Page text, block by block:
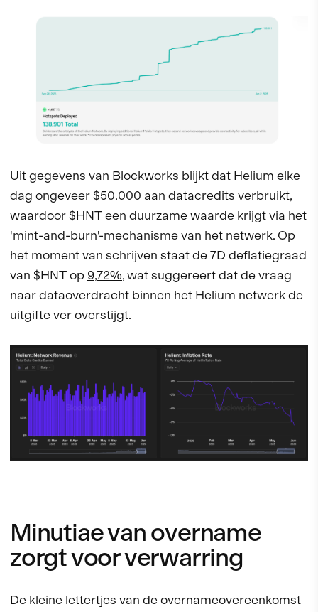
Uit gegevens van Blockworks blijkt dat Helium elke
dag ongeveer $50.000 aan datacredits verbruikt,
waardoor $HNT een duurzame waarde krijgt via het
'mint-and-burn'-mechanisme van het netwerk. Op
het moment van schrijven staat de 7D deflatiegraad
van $HNT op 9,72%, wat suggereert dat de vraag
naar dataoverdracht binnen het Helium netwerk de
uitgifte ver overstijgt.
Minutiae van overname
zorgt voor verwarring
De kleine lettertjes van de overnameovereenkomst